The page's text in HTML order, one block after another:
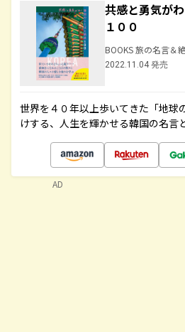
共感と勇気が
１００
BOOKS 旅の名言＆
2022.11.04 発売
世界を４０年以上歩いてきた「地球
けする、人生を輝かせる韓国の名言
AD